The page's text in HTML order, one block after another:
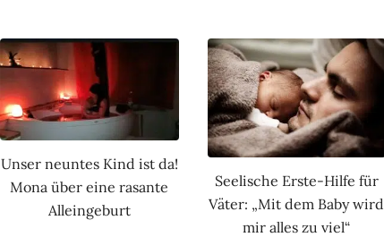
Unser neuntes Kind ist da!
Mona über eine rasante
Alleingeburt
Seelische Erste-Hilfe für
Väter: „Mit dem Baby wird
mir alles zu viel“